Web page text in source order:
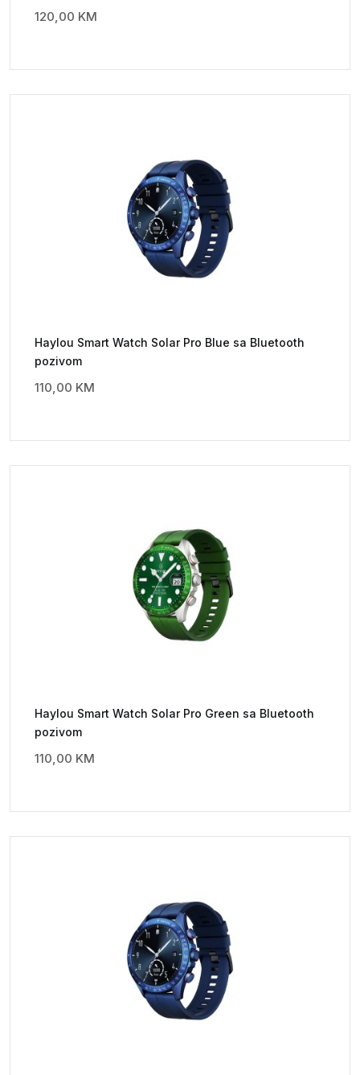
120,00 KM
Haylou Smart Watch Solar Pro Blue sa Bluetooth
pozivom
110,00 KM
Haylou Smart Watch Solar Pro Green sa Bluetooth
pozivom
110,00 KM